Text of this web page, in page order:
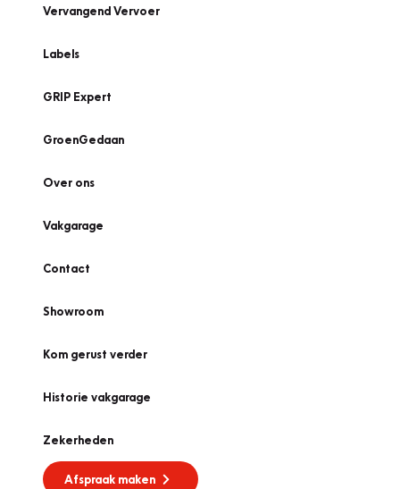
Vervangend Vervoer
Labels
GRIP Expert
GroenGedaan
Over ons
Vakgarage
Contact
Showroom
Kom gerust verder
Historie vakgarage
Zekerheden
Afspraak maken